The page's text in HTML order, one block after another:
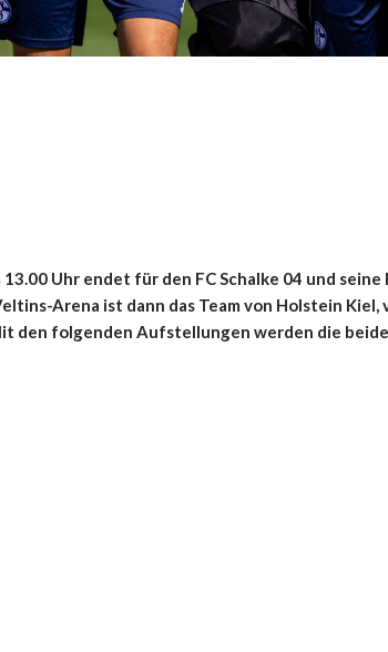
13.00 Uhr endet für den FC Schalke 04 und
Arena ist dann das Team von Holstein
den folgenden Aufstellungen werden die